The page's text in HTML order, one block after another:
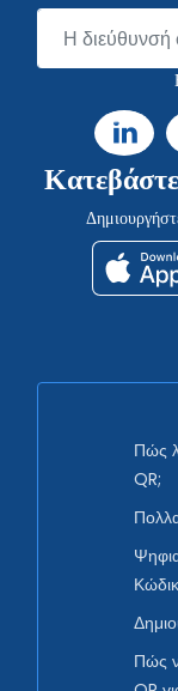
Πώς
QR;
Πώς